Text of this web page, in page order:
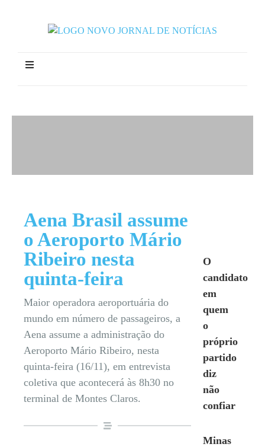
Aena Brasil assume
o Aeroporto Mário
Ribeiro nesta
quinta-feira
Maior operadora aeroportuária do
mundo em número de passageiros, a
Aena assume a administração do
Aeroporto Mário Ribeiro, nesta
quinta-feira (16/11), em entrevista
coletiva que acontecerá às 8h30 no
terminal de Montes Claros.
O
candidato
em
quem
o
próprio
partido
diz
não
confiar
Minas